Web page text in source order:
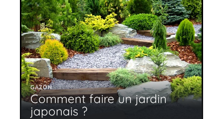
GAZON
Comment faire un jardin
japonais ?